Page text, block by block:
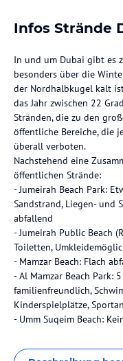
Infos Strände
In und um Dubai gibt es
besonders über die
der Nordhalbkugel kalt
das Jahr zwischen 22
Stränden, die zu den
öffentliche Bereiche, die
überall verboten.
Nachstehend eine
öffentlichen Strände:
- Jumeirah Beach Park:
Sandstrand, Liegen- und
abfallend
- Jumeirah Public Beach
Toiletten,
- Mamzar Beach: Flach
- Al Mamzar Beach Park:
familienfreundlich,
Kinderspielplätze,
- Umm Suqeim Beach: